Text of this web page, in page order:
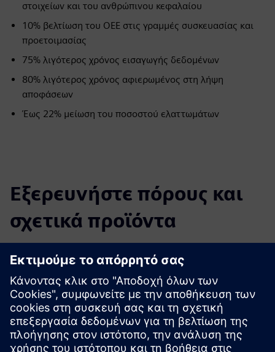
στοιχείων και του ανθρώπινου κεφαλαίου
10% βελτίωση του OEE στις γραμμές συσκευασίας και
προετοιμασίας
75% λιγότερος χρόνος εισαγωγής δεδομένων
80% λιγότερος χρόνος αφιερωμένος στη λήψη
αποφάσεων
Έως 22% μείωση του ποσοστού ελαττωμάτων
Εξερευνήστε πόρους και
σχετικά προϊόντα
Πρόσθετες πληροφορίες και πόροι
OYTEC | Αρχική Σελίδα
OYTEC | Απόδοση παραγωγής και εργοστασιακοί δείκτες
απόδοσης
Opcenter Execution Pharma